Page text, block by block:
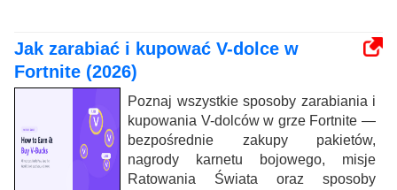
Jak zarabiać i kupować V-dolce w
Fortnite (2026)
Poznaj wszystkie sposoby zarabiania i
kupowania V-dolców w grze Fortnite —
bezpośrednie zakupy pakietów,
nagrody karnetu bojowego, misje
Ratowania Świata oraz sposoby